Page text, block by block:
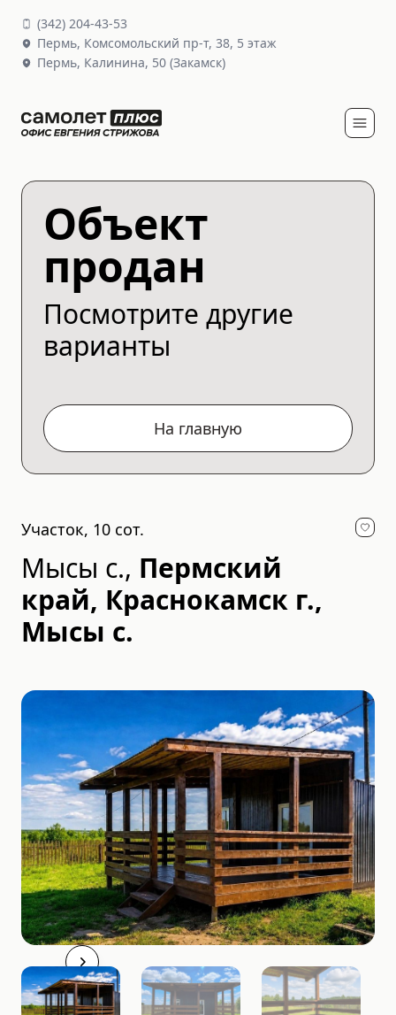
(342) 204-43-53
Пермь, Комсомольский пр-т, 38, 5 этаж
Пермь, Калинина, 50 (Закамск)
Объект
продан
Посмотрите другие
варианты
На главную
Участок, 10 сот.
Мысы с., Пермский
край, Краснокамск г.,
Мысы с.